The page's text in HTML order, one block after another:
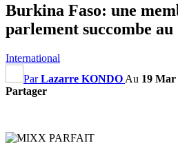
Burkina Faso: une
parlement succombe
International
ParLazarre KONDO Au 19 Mar
Partager